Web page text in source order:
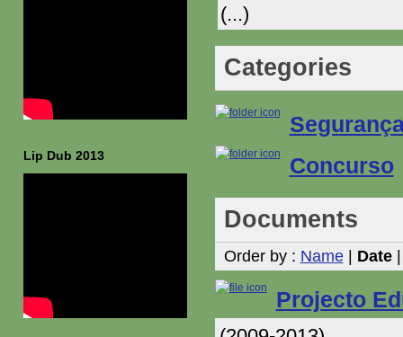
(...)
Categories
Concurso
Documents
Order by : Name| Date
Projecto
Lip Dub 2013